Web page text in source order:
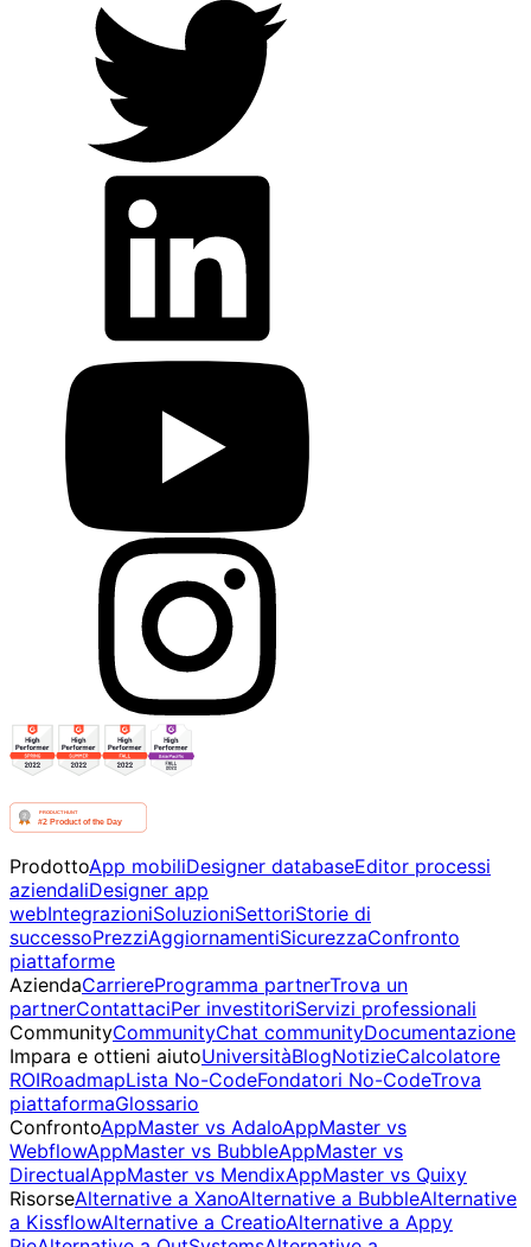
ProdottoApp mobiliDesigner databaseEditor processi
aziendaliDesigner app
webIntegrazioniSoluzioniSettoriStorie di
successoPrezziAggiornamentiSicurezzaConfronto
piattaforme
AziendaCarriereProgramma partnerTrova un
partnerContattaciPer investitoriServizi professionali
CommunityCommunityChat communityDocumentazione
Impara e ottieni aiutoUniversitàBlogNotizieCalcolatore
ROIRoadmapLista No-CodeFondatori No-CodeTrova
piattaformaGlossario
ConfrontoAppMaster vs AdaloAppMaster vs
WebflowAppMaster vs BubbleAppMaster vs
DirectualAppMaster vs MendixAppMaster vs Quixy
RisorseAlternative a XanoAlternative a BubbleAlternative
a KissflowAlternative a CreatioAlternative a Appy